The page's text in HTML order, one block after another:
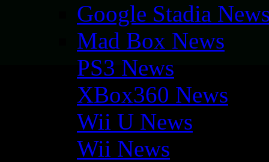
Google Stadia
Mad Box News
PS3 News
XBox360 News
Wii U News
Wii News